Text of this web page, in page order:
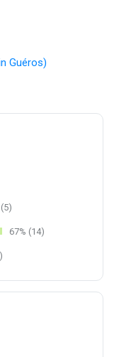
Guéros)
67% (14)